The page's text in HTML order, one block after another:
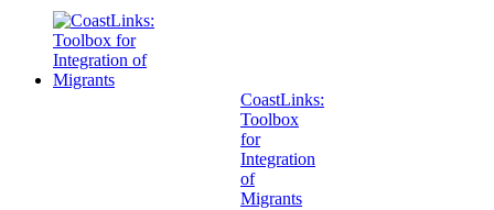
CoastLinks:
Toolbox
for
Integration
of
Migrants